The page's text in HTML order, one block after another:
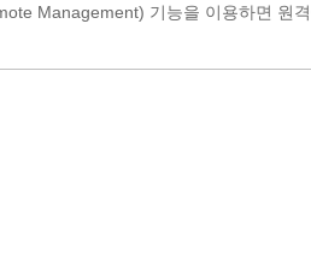
Management) 기능을 이용하면 원